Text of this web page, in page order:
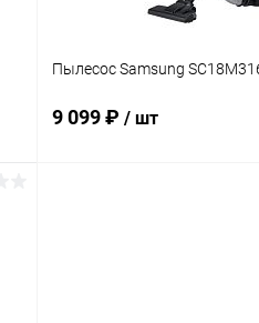
Пылесос Samsung
9 099 ₽ / шт